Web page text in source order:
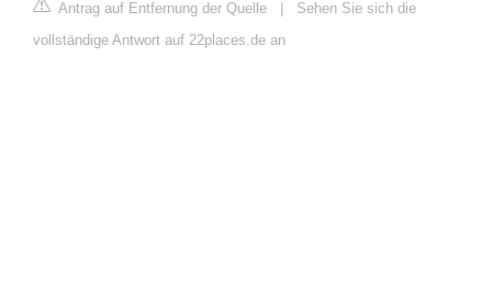
Antrag auf Entfernung der Quelle
Sehen Sie sich die
vollständige Antwort auf 22places.de an